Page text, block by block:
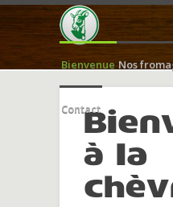
Bienvenue Nos
Contact
à la